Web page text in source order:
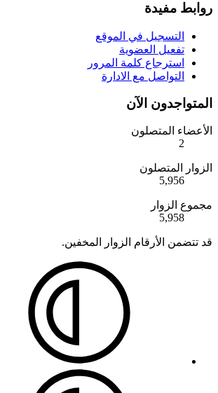
روابط مفيدة
التسجيل في الموقع
تفعيل العضوية
استرجاع كلمة المرور
التواصل مع الادارة
المتواجدون الآن
الأعضاء المتصلون
2
الزوار المتصلون
5,956
مجموع الزوار
5,958
قد تتضمن الأرقام الزوار المخفين.